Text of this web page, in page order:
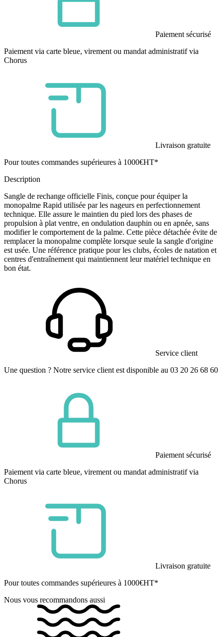
Paiement sécurisé
Paiement via carte bleue, virement ou mandat administratif via
Chorus
Livraison gratuite
Pour toutes commandes supérieures à 1000€HT*
Description
Sangle de rechange officielle Finis, conçue pour équiper la
monopalme Rapid utilisée par les nageurs en perfectionnement
technique. Elle assure le maintien du pied lors des phases de
propulsion à plat ventre, en ondulation dauphin ou en apnée, sans
modifier le comportement de la palme. Cette pièce détachée évite de
remplacer la monopalme complète lorsque seule la sangle d'origine
est usée. Une référence pratique pour les clubs, écoles de natation et
centres d'entraînement qui maintiennent leur matériel technique en
bon état.
Service client
Une question ? Notre service client est disponible au 03 20 26 68 60
Paiement sécurisé
Paiement via carte bleue, virement ou mandat administratif via
Chorus
Livraison gratuite
Pour toutes commandes supérieures à 1000€HT*
Nous vous recommandons aussi